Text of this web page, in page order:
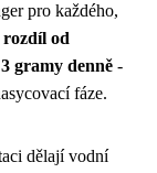
pro každého,
rozdíl od
gramy denně -
fáze.
dělají vodní